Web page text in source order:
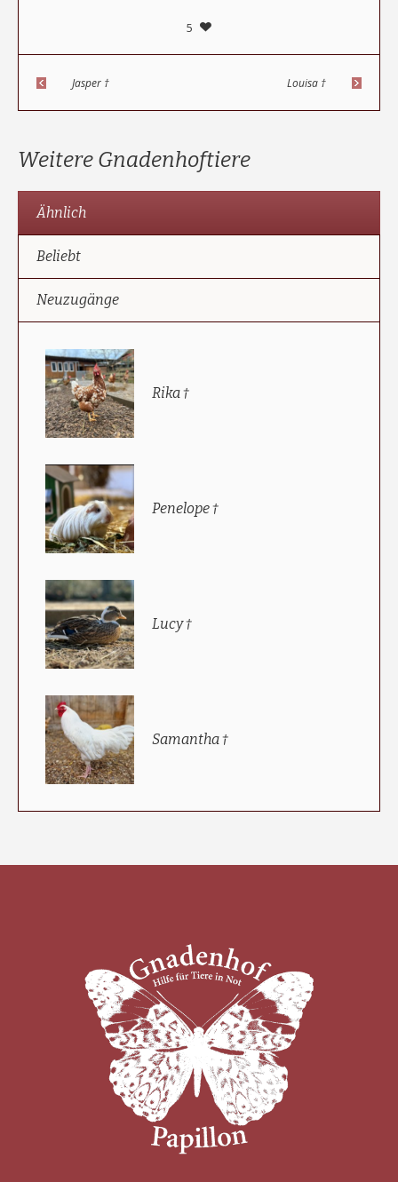
5
Jasper † Louisa †
Weitere Gnadenhoftiere
Ähnlich
Beliebt
Neuzugänge
Rika †
Penelope †
Lucy †
Samantha †